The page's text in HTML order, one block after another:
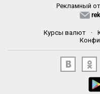
Рекламный
Курсы валют ·